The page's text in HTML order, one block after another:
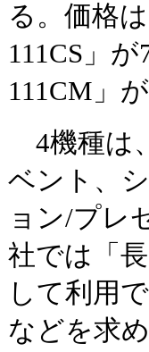
る。価格
111CS」
111CM」
4機種は
ベント、
ョン/プレ
社では「
して利用
などを求